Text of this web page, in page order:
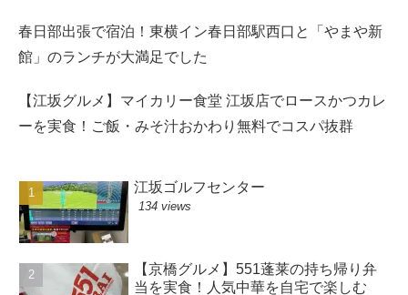
春日部出張で宿泊！東横イン春日部駅西口と「やまや新
館」のランチが大満足でした
【江坂グルメ】マイカリー食堂 江坂店でロースかつカレ
ーを実食！ご飯・みそ汁おかわり無料でコスパ抜群
江坂ゴルフセンター
134 views
【京橋グルメ】551蓬莱の持ち帰り弁
当を実食！人気中華を自宅で楽しむ